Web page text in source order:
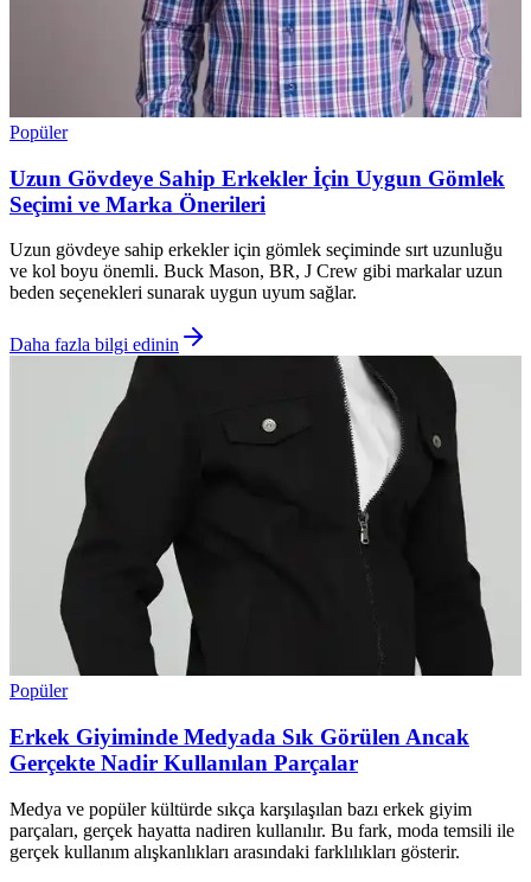
Popüler
Uzun Gövdeye Sahip Erkekler İçin Uygun Gömlek
Seçimi ve Marka Önerileri
Uzun gövdeye sahip erkekler için gömlek seçiminde sırt uzunluğu
ve kol boyu önemli. Buck Mason, BR, J Crew gibi markalar uzun
beden seçenekleri sunarak uygun uyum sağlar.
Daha fazla bilgi edinin
Popüler
Erkek Giyiminde Medyada Sık Görülen Ancak
Gerçekte Nadir Kullanılan Parçalar
Medya ve popüler kültürde sıkça karşılaşılan bazı erkek giyim
parçaları, gerçek hayatta nadiren kullanılır. Bu fark, moda temsili ile
gerçek kullanım alışkanlıkları arasındaki farklılıkları gösterir.